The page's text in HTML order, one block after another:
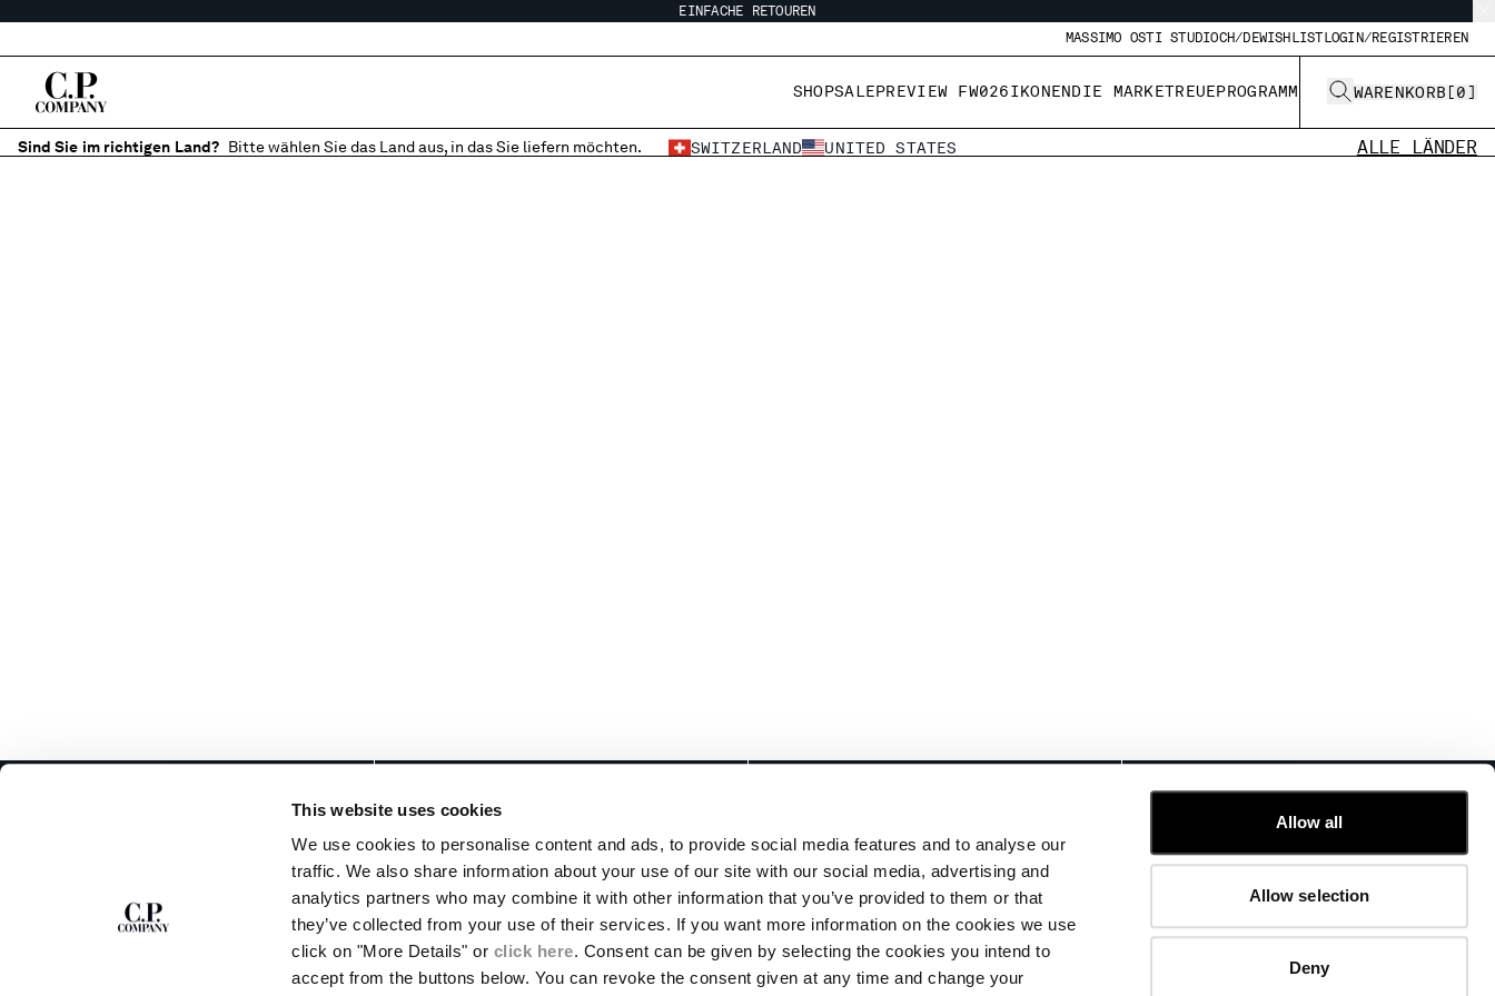
This website uses cookies
We use cookies to personalise content and ads, to provide social media features and to analyse our
traffic. We also share information about your use of our site with our social media, advertising and
analytics partners who may combine it with other information that you’ve provided to them or that
they’ve collected from your use of their services. If you want more information on the cookies we use
click on "More Details" or click here. Consent can be given by selecting the cookies you intend to
accept from the buttons below. You can revoke the consent given at any time and change your
Allow all
Allow selection
Deny
EINFACHE RETOUREN
MASSIMO OSTI STUDIOCH/DEWISHLISTLOGIN/REGISTRIEREN
SHOPSALEPREVIEW FW026IKONENDIE MARKETREUEPROGRAMM WARENKORB [0]
Sind Sie im richtigen Land? Bitte wählen Sie das Land aus, in das Sie liefern möchten. SWITZERLAND UNITED STATES ALLE LÄNDER
Treten Sie unserer Community bei und erhalten
Sie Zugang zu exklusiven Inhalten, Vorschauen
und Sonderangeboten. Für Sie 10 % Rabatt auf
STÜCKFÄRBUNG
LEGENDÄRE KLEIDUNGSSTÜCKE
LINSEN-ZERTIFIZIERUNG
KARRIERE
PROGRAMM FÜR UMWELT- UND SOZIALVERANTWORTUNG
ALLGEMEINE VERKAUFSBEDINGUNGEN
RÜCKSENDUNGEN
ZAHLUNGSMETHODEN
ALLGEMEINE NUTZUNGSBEDINGUNGEN
KUNDENSERVICE
BESTELLUNGEN UND RÜCKSENDUNGEN
UNTERNEHMENSINFORMATIONEN
KONTAKTIEREN SIE UNS